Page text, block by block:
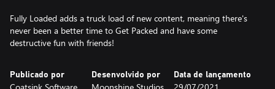
Fully Loaded adds a truck load of new content, meaning there's
never been a better time to Get Packed and have some
destructive fun with friends!
Publicado por Desenvolvido por Data de lançamento